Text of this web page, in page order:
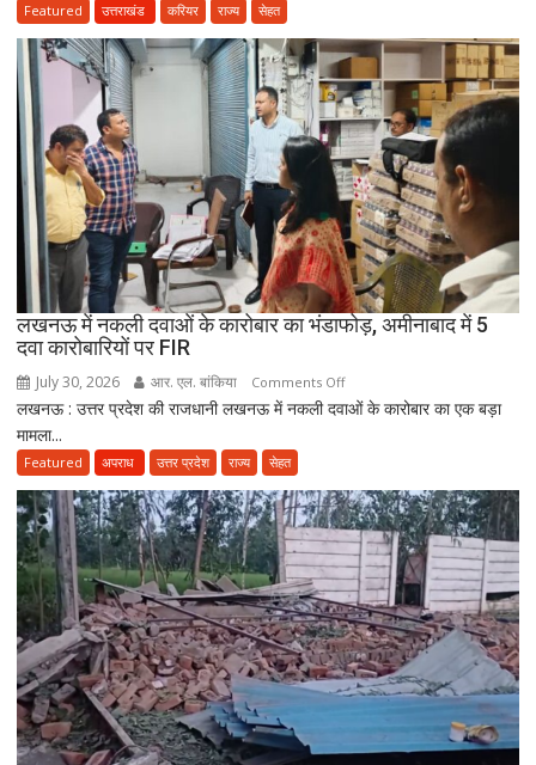
3
साल
सरकारी
सेवा
जरूरी!
फिर
ही
कर
सकेंगे
PG,
उत्तराखंड
स्वास्थ्य
तैयार
Featured उत्तराखंड करियर राज्य सेहत
लखनऊ में नकली दवाओं के कारोबार का भंडाफोड़, अमीनाबाद में 5
दवा कारोबारियों पर FIR
July 30, 2026 आर. एल. बांकिया Comments Offon
लखनऊ
दवाओं
के
कारोबार
का
भंडाफोड़,
अमीनाबाद
में
5
दवा
पर
लखनऊ : उत्तर प्रदेश की राजधानी लखनऊ में नकली दवाओं के कारोबार का एक बड़ा
मामला...
Featured अपराध उत्तर प्रदेश राज्य सेहत